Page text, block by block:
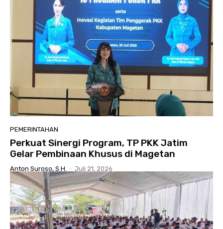
PEMERINTAHAN
Perkuat Sinergi Program, TP PKK Jatim
Gelar Pembinaan Khusus di Magetan
Anton Suroso, S.H. - Juli 21, 2026